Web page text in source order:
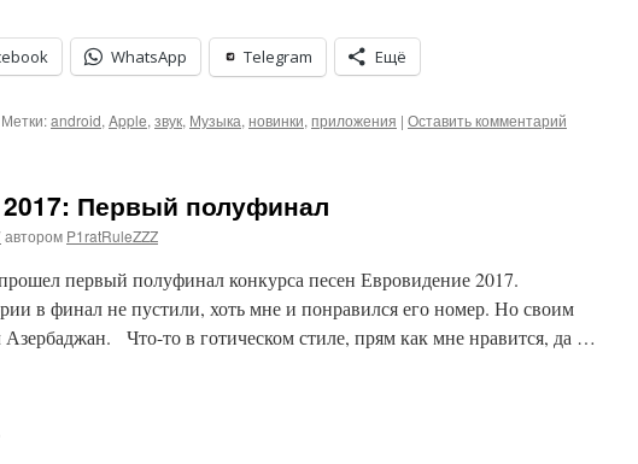
WhatsApp Telegram Ещё
Метки:android, Apple, звук, Музыка, новинки, приложения | Оставить комментарий
Первый полуфинал
автором P1ratRuleZZZ
первый полуфинал конкурса песен Евровидение 2017.
в финал не пустили, хоть мне и понравился его номер. Но своим
Что-то в готическом стиле, прям как мне нравится, да …